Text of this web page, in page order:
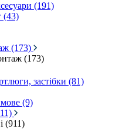
(191)
(43)
(173)
(173)
застібки (81)
(9)
(911)